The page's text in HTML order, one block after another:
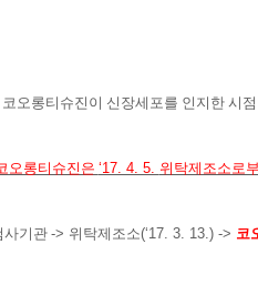
코오롱티슈진이 신장세포를 인지한 시점
오롱티슈진은 ‘17. 4. 5. 위탁제조소로
사기관 -> 위탁제조소(‘17. 3. 13.) -> 코